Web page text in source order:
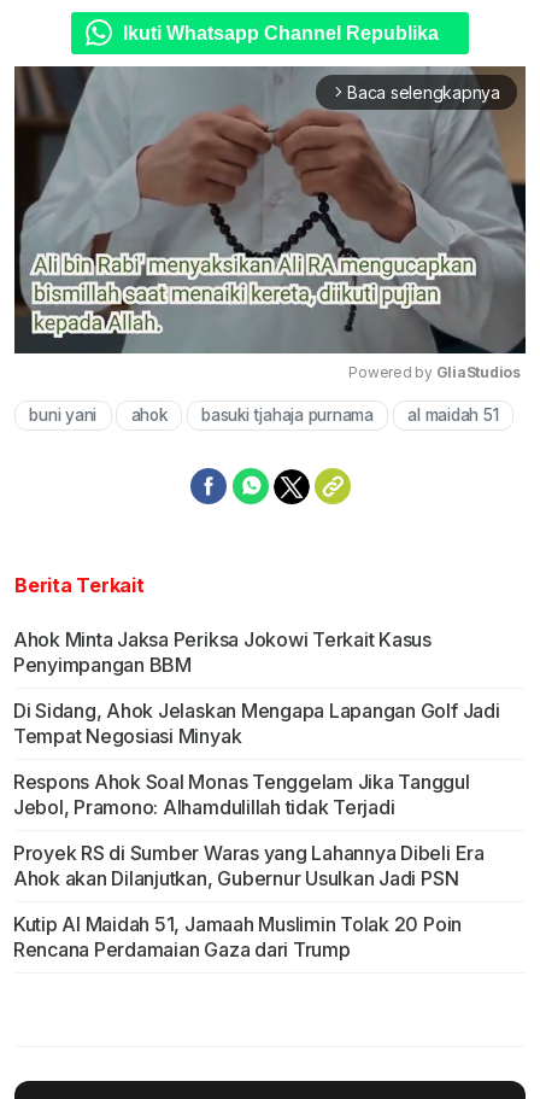
Ikuti Whatsapp Channel Republika
arrow_forward_ios Baca selengkapnya
Mute
Powered by GliaStudios
buni yani ahok basuki tjahaja purnama al maidah 51
Berita Terkait
Ahok Minta Jaksa Periksa Jokowi Terkait Kasus
Penyimpangan BBM
Di Sidang, Ahok Jelaskan Mengapa Lapangan Golf Jadi
Tempat Negosiasi Minyak
Respons Ahok Soal Monas Tenggelam Jika Tanggul
Jebol, Pramono: Alhamdulillah tidak Terjadi
Proyek RS di Sumber Waras yang Lahannya Dibeli Era
Ahok akan Dilanjutkan, Gubernur Usulkan Jadi PSN
Kutip Al Maidah 51, Jamaah Muslimin Tolak 20 Poin
Rencana Perdamaian Gaza dari Trump